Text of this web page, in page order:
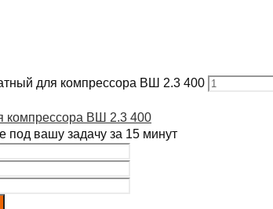
для компрессора ВШ 2.3 400
компрессора ВШ 2.3 400
под вашу задачу за 15 минут